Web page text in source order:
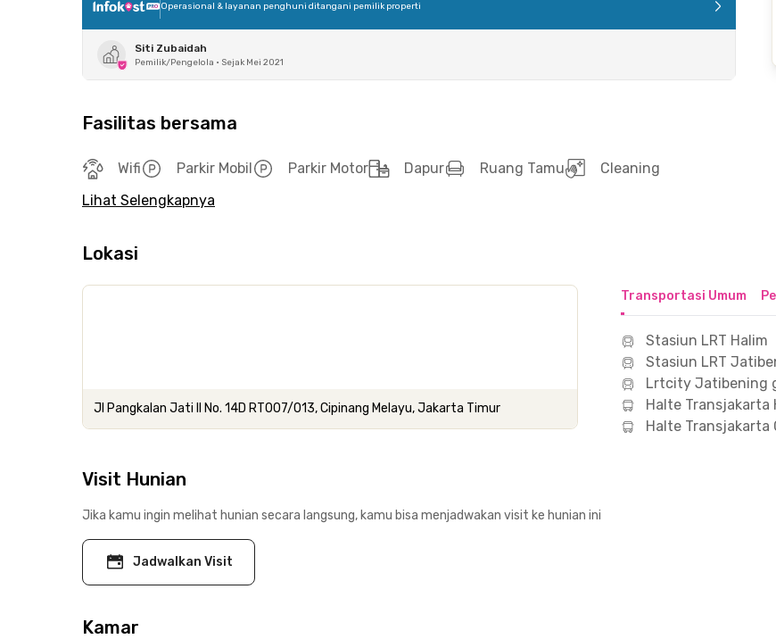
Operasional & layanan penghuni ditangani pemilik properti
Siti Zubaidah
Pemilik/Pengelola • Sejak Mei 2021
Fasilitas bersama
Wifi Parkir Mobil Parkir Motor Dapur Ruang Tamu
Cleaning
Lihat Selengkapnya
Lokasi
Jl Pangkalan Jati II No. 14D RT007/013, Cipinang Melayu, Jakarta Timur
Transportasi Umum
Stasiun LRT Halim
Stasiun LRT
Lrtcity Jatibening
Halte Transjakarta
Halte Transjakarta
Visit Hunian
Jika kamu ingin melihat hunian secara langsung, kamu bisa menjadwakan visit ke hunian ini
Jadwalkan Visit
Kamar